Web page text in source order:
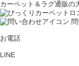
カーペット＆ラグ通販の
お電話
LINE